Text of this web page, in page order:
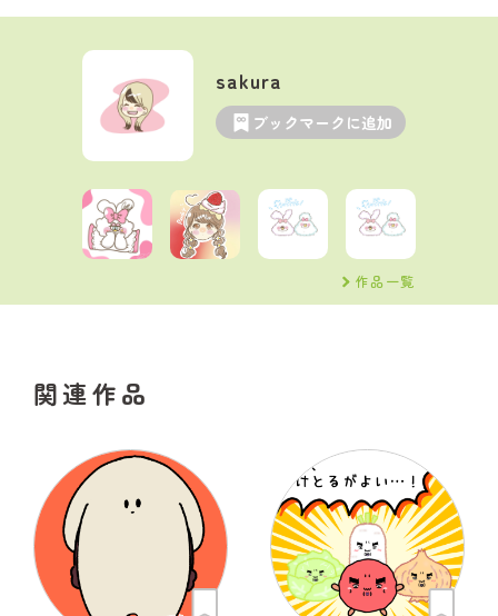
sakura
ブックマークに追加
作品一覧
関連作品